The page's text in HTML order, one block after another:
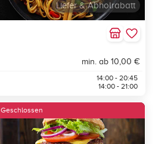
Liefer & Abholrabatt
min. ab 10,00 €
14:00 - 20:45
14:00 - 21:00
Geschlossen